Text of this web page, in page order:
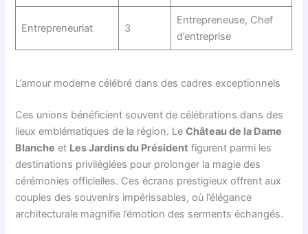
Entrepreneuriat 3
Entrepreneuse, Chef
d’entreprise
L’amour moderne célébré dans des cadres exceptionnels
Ces unions bénéficient souvent de célébrations dans des
lieux emblématiques de la région. LeChâteau de la Dame
Blanche et Les Jardins du Président figurent parmi les
destinations privilégiées pour prolonger la magie des
cérémonies officielles. Ces écrans prestigieux offrent aux
couples des souvenirs impérissables, où l’élégance
architecturale magnifie l’émotion des serments échangés.